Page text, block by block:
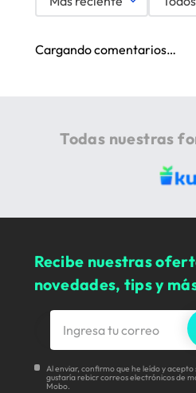
Cargando comentarios…
Todas nuestras
Recibe nuestras
novedades, tips y
Al enviar, confirmo que he leído y
gustaría rebicr correos electrónicos de
Mobo.